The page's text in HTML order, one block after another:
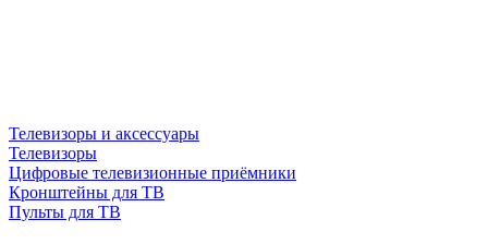
Телевизоры и аксессуары
Телевизоры
Цифровые телевизионные приёмники
Кронштейны для ТВ
Пульты для ТВ